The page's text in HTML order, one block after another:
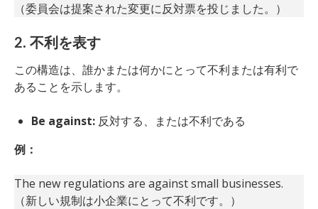
（委員会は提案された変更に反対票を投じました。）
2. 不利を表す
この構造は、誰かまたは何かにとって不利または有利で
あることを示します。
Be against: 反対する、または不利である
例：
The new regulations are against small businesses.
（新しい規制は小企業にとって不利です。）